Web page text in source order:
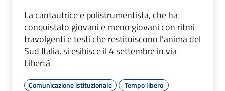
La cantautrice e polistrumentista, che ha
conquistato giovani e meno giovani con ritmi
travolgenti e testi che restituiscono l’anima del
Sud Italia, si esibisce il 4 settembre in via
Libertà
Comunicazione istituzionale
Tempo libero